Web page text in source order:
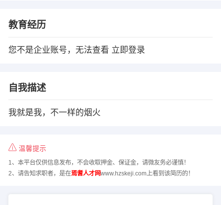
教育经历
您不是企业账号，无法查看 立即登录
自我描述
我就是我，不一样的烟火
温馨提示
1、本平台仅供信息发布，不会收取押金、保证金，请微友务必谨慎！
2、请告知求职者，是在焉耆人才网www.hzskeji.com上看到该简历的！